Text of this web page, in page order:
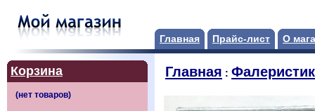
Главная Прайс-лист О
Корзина Главная :